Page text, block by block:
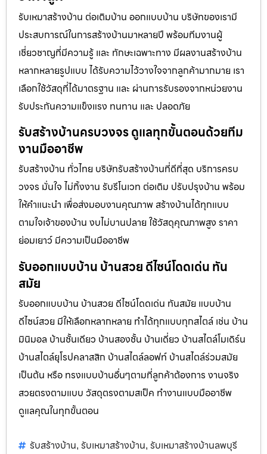
รับเหมาสร้างบ้าน ต่อเติมบ้าน ออกแบบบ้าน บริษัทของเรามี
ประสบการณ์ในการสร้างบ้านมาหลายปี พร้อมทีมงานผู้
เชี่ยวชาญที่มีความรู้ และ ทักษะเฉพาะทาง มีผลงานสร้างบ้าน
หลากหลายรูปแบบ ได้รับความไว้วางใจจากลูกค้ามากมาย เรา
เลือกใช้วัสดุที่ได้มาตรฐาน และ ผ่านการรับรองจากหน่วยงาน
รับประกันความแข็งแรง ทนทาน และ ปลอดภัย
รับสร้างบ้านครบวงจร ดูแลทุกขั้นตอนด้วยทีม
งานมืออาชีพ
รับสร้างบ้าน ทั่วไทย บริษัทรับสร้างบ้านที่ดีที่สุด บริการครบ
วงจร มั่นใจ ไม่ทิ้งงาน รับรีโนเวท ต่อเติม ปรับปรุงบ้าน พร้อม
ให้คำแนะนำ เพื่อส่งมอบงานคุณภาพ สร้างบ้านได้ทุกแบบ
ตามใจเจ้าของบ้าน งบไม่บานปลาย ใช้วัสดุคุณภาพสูง ราคา
ย่อมเยาว์ มีความเป็นมืออาชีพ
รับออกแบบบ้าน บ้านสวย ดีไซน์โดดเด่น ทัน
สมัย
รับออกแบบบ้าน บ้านสวย ดีไซน์โดดเด่น ทันสมัย แบบบ้าน
ดีไซน์สวย มีให้เลือกหลากหลาย ทำได้ทุกแบบทุกสไตล์ เช่น บ้าน
มินิมอล บ้านชั้นเดียว บ้านสองชั้น บ้านเดี่ยว บ้านสไตล์โมเดิร์น
บ้านสไตล์ยุโรปคลาสสิก บ้านสไตล์ลอฟท์ บ้านสไตล์ร่วมสมัย
เป็นต้น หรือ ทรงแบบบ้านอื่นๆตามที่ลูกค้าต้องการ งานจริง
สวยตรงตามแบบ วัสดุตรงตามสเป็ค ทำงานแบบมืออาชีพ
ดูแลคุณในทุกขั้นตอน
รับสร้างบ้าน, รับเหมาสร้างบ้าน, รับเหมาสร้างบ้านลพบุรี